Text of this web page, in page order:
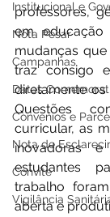
Institucional e
Nota Pesar
Campanhas
Datas
Convênios e
Nota de
Convite
Vigilância
professores,
em educação
mudanças
traz consigo
diretamente
Questões
curricular, as
inovadoras
estudantes
trabalho
aberta e